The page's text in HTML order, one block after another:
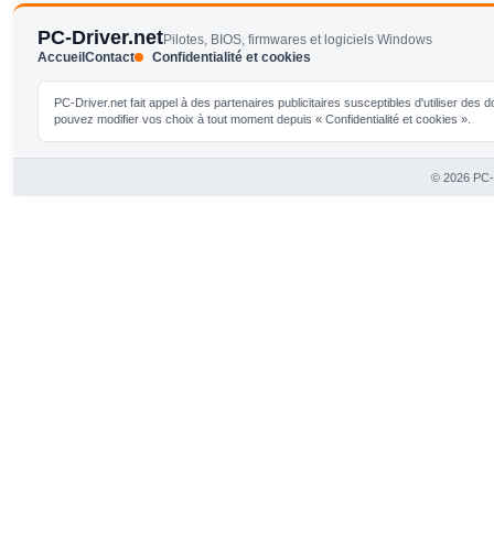
PC-Driver.netPilotes, BIOS, firmwares et logiciels Windows
AccueilContact Confidentialité et cookies
PC-Driver.net fait appel à des partenaires publicitaires susceptibles d'utiliser
pouvez modifier vos choix à tout moment depuis « Confidentialité et cookies ».
© 2026